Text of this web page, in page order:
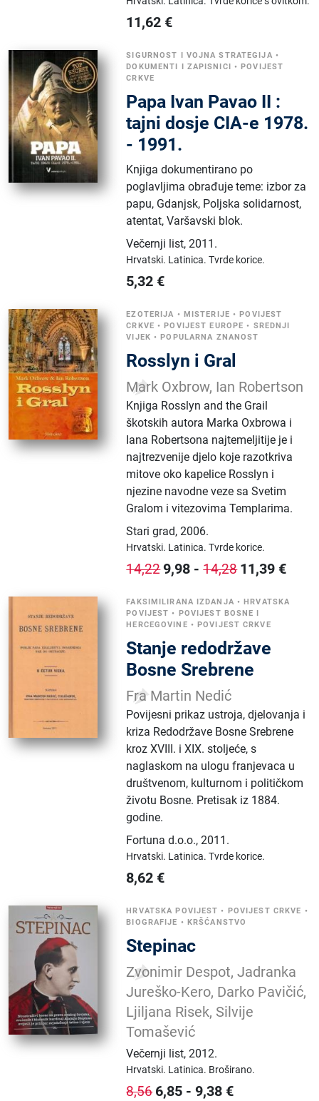
11,62 €
SIGURNOST I VOJNA STRATEGIJA •
DOKUMENTI I ZAPISNICI •POVIJEST
CRKVE
Papa Ivan Pavao II :
tajni dosje CIA-e 1978.
- 1991.
Knjiga dokumentirano po
poglavljima obrađuje teme: izbor za
papu, Gdanjsk, Poljska solidarnost,
atentat, Varšavski blok.
Večernji list,2011.
Hrvatski. Latinica.Tvrde korice.
5,32 €
EZOTERIJA • MISTERIJE •POVIJEST
CRKVE •POVIJEST EUROPE • SREDNJI
VIJEK •POPULARNA ZNANOST
Rosslyn i Gral
Mark Oxbrow, Ian Robertson
Knjiga Rosslyn and the Grail
škotskih autora Marka Oxbrowa i
Iana Robertsona najtemeljitije je i
najtrezvenije djelo koje razotkriva
mitove oko kapelice Rosslyn i
njezine navodne veze sa Svetim
Gralom i vitezovima Templarima.
Stari grad,2006.
Hrvatski. Latinica.Tvrde korice.
14,229,98 -14,28 11,39 €
FAKSIMILIRANA IZDANJA •HRVATSKA
POVIJEST • POVIJEST BOSNE I
HERCEGOVINE •POVIJEST CRKVE
Stanje redodržave
Bosne Srebrene
Fra Martin Nedić
Povijesni prikaz ustroja, djelovanja i
kriza Redodržave Bosne Srebrene
kroz XVIII. i XIX. stoljeće, s
naglaskom na ulogu franjevaca u
društvenom, kulturnom i političkom
životu Bosne. Pretisak iz 1884.
godine.
Fortuna d.o.o.,2011.
Hrvatski. Latinica.Tvrde korice.
8,62 €
HRVATSKA POVIJEST • POVIJEST CRKVE •
BIOGRAFIJE • KRŠĆANSTVO
Stepinac
Zvonimir Despot, Jadranka
Jureško-Kero, Darko Pavičić,
Ljiljana Risek, Silvije
Tomašević
Večernji list,2012.
Hrvatski. Latinica. Broširano.
8,56 6,85 -9,38 €